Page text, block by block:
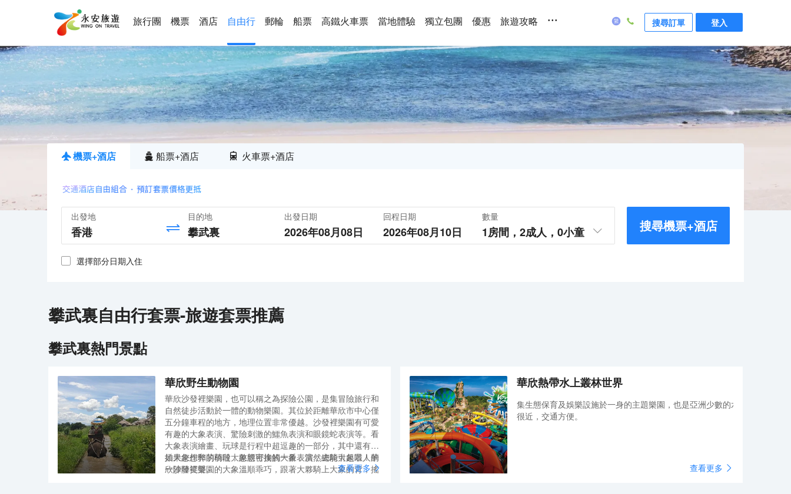
旅行團 機票 酒店 自由行 郵輪 船票 高鐵火車票 當地體驗 獨立包團 優惠 旅遊攻略 ... 搜尋訂單 登入
機票+酒店 船票+酒店 火車票+酒店
出發地 目的地 出發日期
2026年08月08日
回程日期
2026年08月10日
數量
1房間， 2成人， 0小童 搜尋機票+酒店
選擇部分日期入住
攀武裏自由行套票-旅遊套票推薦
攀武裏熱門景點
華欣野生動物園
華欣沙發裡樂園，也可以稱之為探險公園，是集冒險旅行和
自然徒步活動於一體的動物樂園。其位於距離華欣市中心僅
五分鐘車程的地方，地理位置非常優越。沙發裡樂園有可愛
有趣的大象表演、驚險刺激的鱷魚表演和眼鏡蛇表演等。看
大象表演繪畫、玩球是行程中超逗趣的一部分，其中還有穿
插大象作弊的橋段，憨態可掬的大象表演，總能引起眾人的
一陣陣笑聲。
如果您想和萌萌噠大象親密接觸一番，當然去騎大象啦！華
欣沙發裡樂園的大象溫順乖巧，跟著大夥騎上大象的背，搖
查看更多
華欣熱帶水上叢林世界
集生態保育及娛樂設施於一身的主題樂園，也是亞洲少數的水上叢林主題
很近，交通方便。
查看更多